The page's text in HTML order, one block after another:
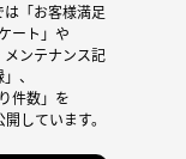
「お客様満足
ート」や
メンテナンス記
、
件数」を
しています。